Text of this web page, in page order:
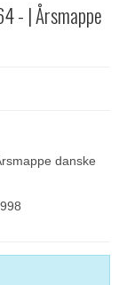
- | Årsmappe
danske